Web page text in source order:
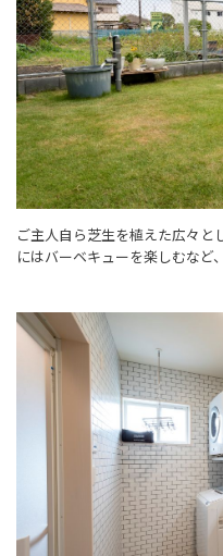
ご主人自ら芝生を植えた広々と
にはバーベキューを楽しむなど